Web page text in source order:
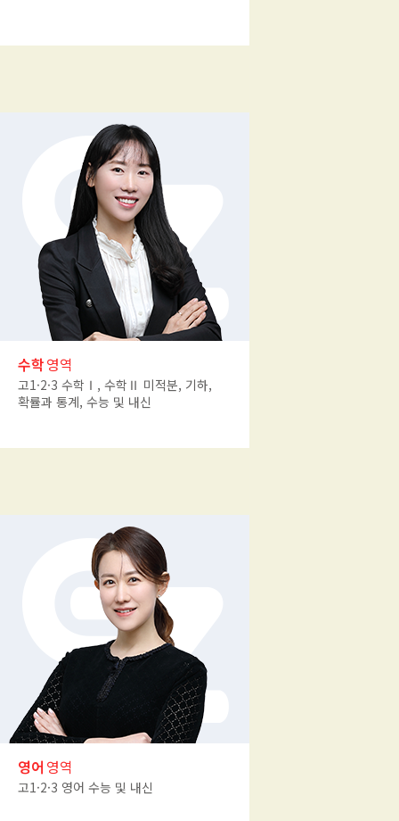
수학영역
고1·2·3 수학Ⅰ, 수학Ⅱ 미적분, 기하,
확률과 통계, 수능 및 내신
영어 영역
고1·2·3 영어 수능 및 내신